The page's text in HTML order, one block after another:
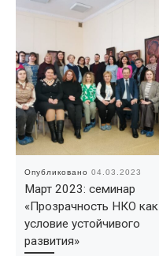
Опубликовано 04.03.2023
Март 2023: семинар
«Прозрачность НКО как
условие устойчивого
развития»